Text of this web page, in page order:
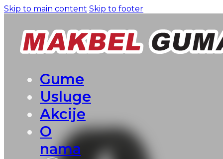
Skip to main content Skip to footer
Gume
Usluge
Akcije
O
nama